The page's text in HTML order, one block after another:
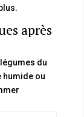
après
du
humide ou